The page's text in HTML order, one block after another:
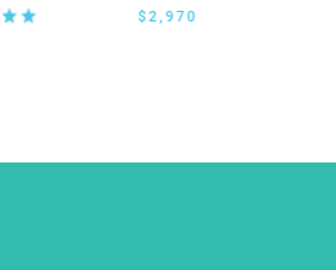
$2,970